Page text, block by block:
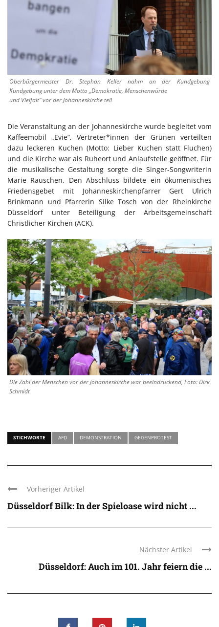
Oberbürgermeister Dr. Stephan Keller nahm an der Kundgebung
Kundgebung unter dem Motto „Demokratie, Menschenwürde
und Vielfalt“ vor der Johanneskirche teil
Die Veranstaltung an der Johanneskirche wurde begleitet vom
Kaffeemobil „Evie“, Vertreter*innen der Grünen verteilten
dazu leckeren Kuchen (Motto: Lieber Kuchen statt Fluchen)
und die Kirche war als Ruheort und Anlaufstelle geöffnet. Für
die musikalische Gestaltung sorgte die Singer-Songwriterin
Marie Rauschen. Den Abschluss bildete ein ökumenisches
Friedensgebet mit Johanneskirchenpfarrer Gert Ulrich
Brinkmann und Pfarrerin Silke Tosch von der Rheinkirche
Düsseldorf unter Beteiligung der Arbeitsgemeinschaft
Christlicher Kirchen (ACK).
Die Zahl der Menschen vor der Johanneskirche war beeindruckend, Foto: Dirk
Schmidt
STICHWORTE AFD DEMONSTRATION GEGENPROTEST
Vorheriger Artikel
Düsseldorf Bilk: In der Spieloase wird nicht ...
Nächster Artikel
Düsseldorf: Auch im 101. Jahr feiern die ...